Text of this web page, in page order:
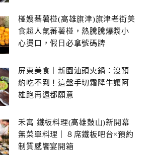
椪嫂蕃薯椪(高雄旗津)旗津老街美
食超人氣蕃薯椪，熱騰騰爆漿小
心燙口，假日必拿號碼牌
屏東美食｜新園汕頭火鍋：沒預
約吃不到！這盤手切霜降牛讓阿
雄跑再遠都願意
禾寓 鐵板料理(高雄鼓山)新開幕
無菜單料理｜８席鐵板吧台×預約
制質感饗宴開箱